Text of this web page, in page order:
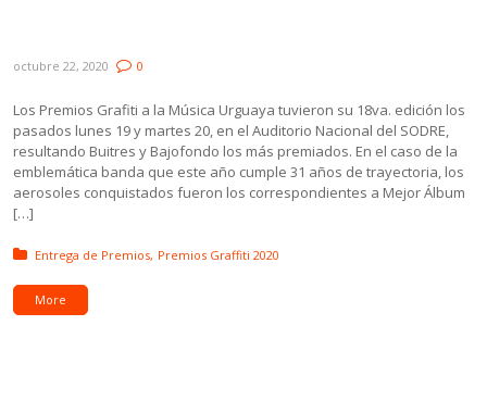
octubre 22, 2020 0
Los Premios Grafiti a la Música Urguaya tuvieron su 18va. edición los
pasados lunes 19 y martes 20, en el Auditorio Nacional del SODRE,
resultando Buitres y Bajofondo los más premiados. En el caso de la
emblemática banda que este año cumple 31 años de trayectoria, los
aerosoles conquistados fueron los correspondientes a Mejor Álbum
[…]
Posted in:
Entrega de Premios Premios Graffiti 2020
More